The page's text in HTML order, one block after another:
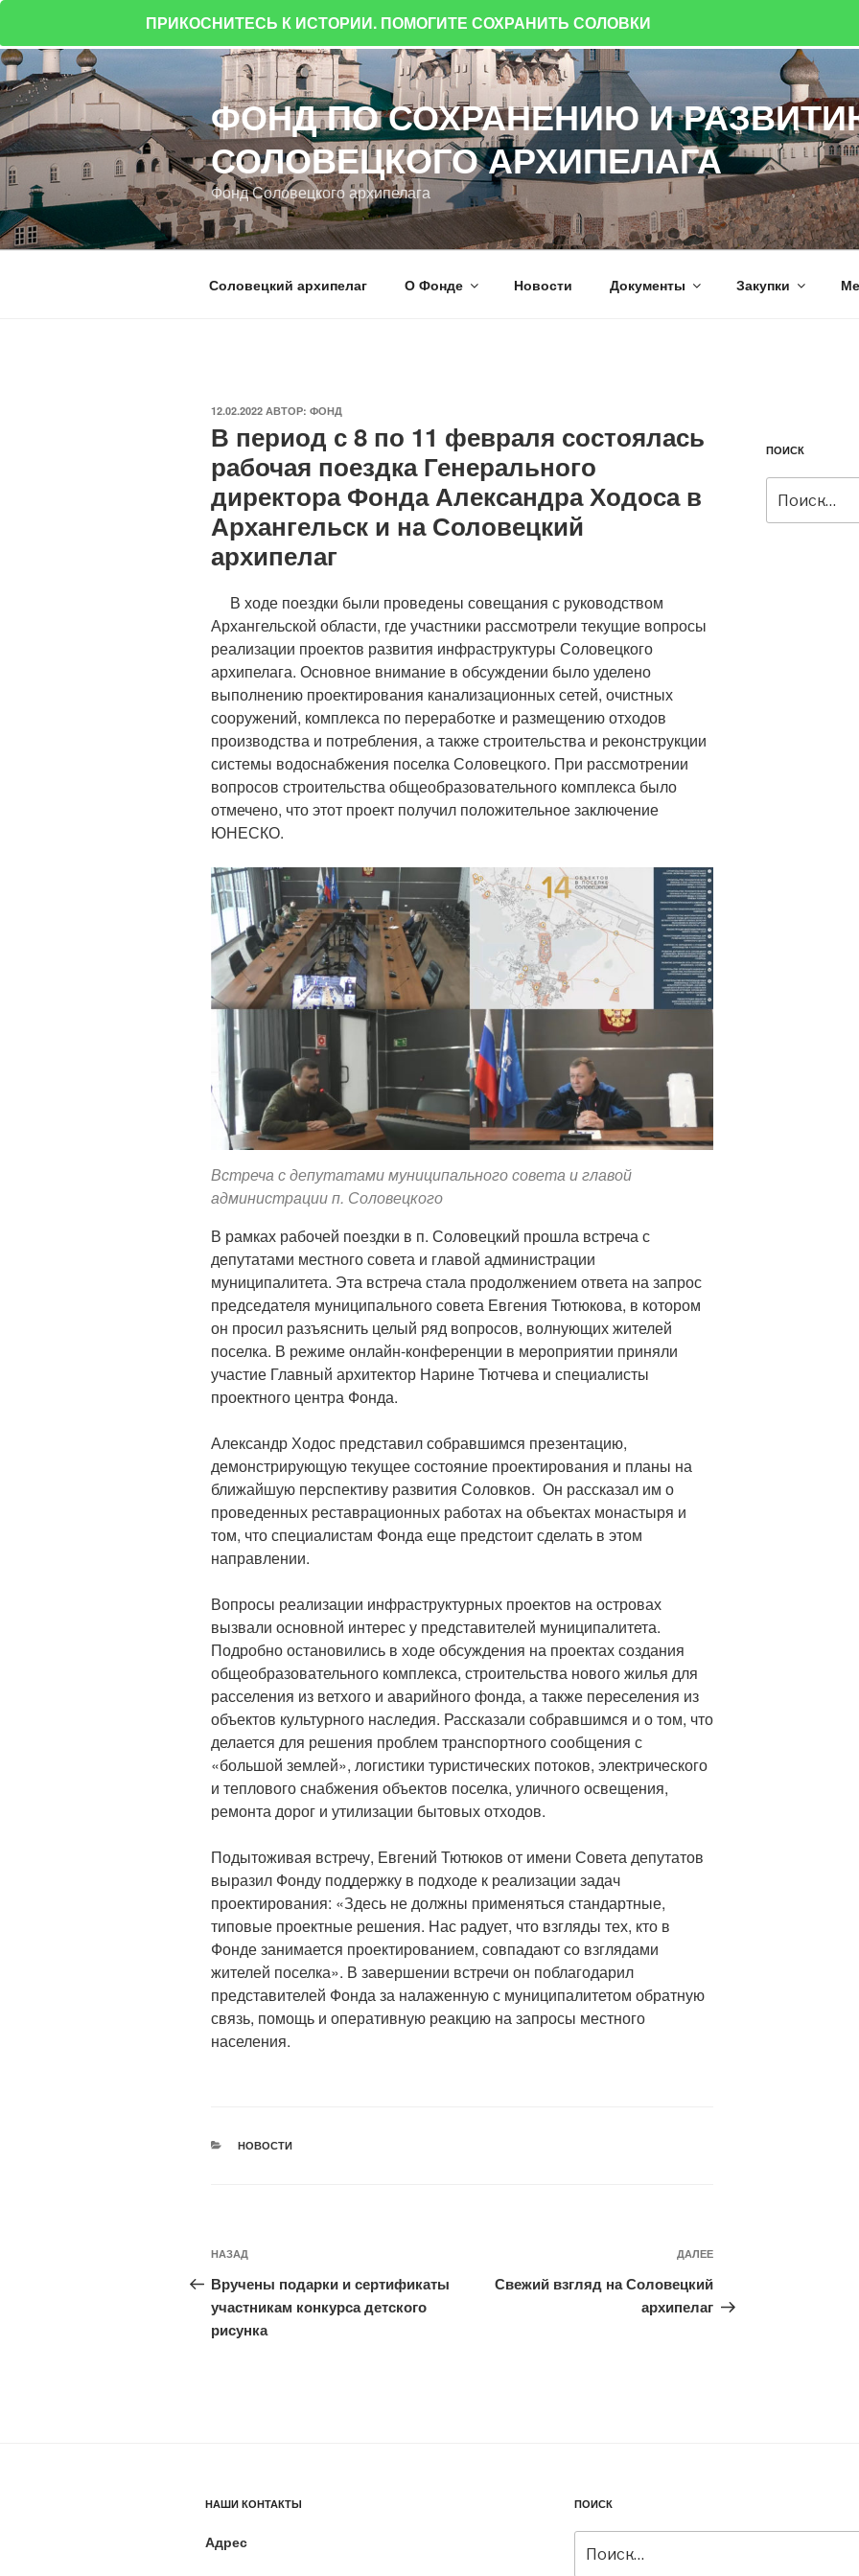
Перейти
к
содержимому
ФОНД ПО СОХРАНЕНИЮ И
СОЛОВЕЦКОГО АРХИПЕЛАГА
Фонд Соловецкого архипелага
Соловецкий архипелаг О Фонде Новости Документы Закупки
ОПУБЛИКОВАНО
12.02.2022 АВТОР: ФОНД
В период с 8 по 11 февраля состоялась
рабочая поездка Генерального
директора Фонда Александра Ходоса в
Архангельск и на Соловецкий
архипелаг
В ходе поездки были проведены совещания с руководством
Архангельской области, где участники рассмотрели текущие вопросы
реализации проектов развития инфраструктуры Соловецкого
архипелага. Основное внимание в обсуждении было уделено
выполнению проектирования канализационных сетей, очистных
сооружений, комплекса по переработке и размещению отходов
производства и потребления, а также строительства и реконструкции
системы водоснабжения поселка Соловецкого. При рассмотрении
вопросов строительства общеобразовательного комплекса было
отмечено, что этот проект получил положительное заключение
ЮНЕСКО.
Встреча с депутатами муниципального совета и главой
администрации п. Соловецкого
В рамках рабочей поездки в п. Соловецкий прошла встреча с
депутатами местного совета и главой администрации
муниципалитета. Эта встреча стала продолжением ответа на запрос
председателя муниципального совета Евгения Тютюкова, в котором
он просил разъяснить целый ряд вопросов, волнующих жителей
поселка. В режиме онлайн-конференции в мероприятии приняли
участие Главный архитектор Нарине Тютчева и специалисты
проектного центра Фонда.
Александр Ходос представил собравшимся презентацию,
демонстрирующую текущее состояние проектирования и планы на
ближайшую перспективу развития Соловков. Он рассказал им о
проведенных реставрационных работах на объектах монастыря и
том, что специалистам Фонда еще предстоит сделать в этом
направлении.
Вопросы реализации инфраструктурных проектов на островах
вызвали основной интерес у представителей муниципалитета.
Подробно остановились в ходе обсуждения на проектах создания
общеобразовательного комплекса, строительства нового жилья для
расселения из ветхого и аварийного фонда, а также переселения из
объектов культурного наследия. Рассказали собравшимся и о том, что
делается для решения проблем транспортного сообщения с
«большой землей», логистики туристических потоков, электрического
и теплового снабжения объектов поселка, уличного освещения,
ремонта дорог и утилизации бытовых отходов.
Подытоживая встречу, Евгений Тютюков от имени Совета депутатов
выразил Фонду поддержку в подходе к реализации задач
проектирования: «Здесь не должны применяться стандартные,
типовые проектные решения. Нас радует, что взгляды тех, кто в
Фонде занимается проектированием, совпадают со взглядами
жителей поселка». В завершении встречи он поблагодарил
представителей Фонда за налаженную с муниципалитетом обратную
связь, помощь и оперативную реакцию на запросы местного
населения.
РУБРИКИ
НОВОСТИ
Навигация
по
записям
Предыдущая
запись:
НАЗАД
Вручены подарки и сертификаты
участникам конкурса детского
рисунка
ДАЛЕЕ
Свежий взгляд на Соловецкий
архипелаг
ПОИСК
НАШИ КОНТАКТЫ
Адрес
ПОИСК
ПРИКОСНИТЕСЬ К ИСТОРИИ. ПОМОГИТЕ СОХРАНИТЬ СОЛОВКИ